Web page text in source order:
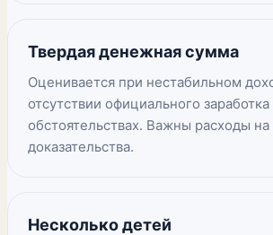
Твердая денежная сумма
Оценивается при нестабильном
отсутствии официального
обстоятельствах. Важны расходы на
доказательства.
Несколько детей